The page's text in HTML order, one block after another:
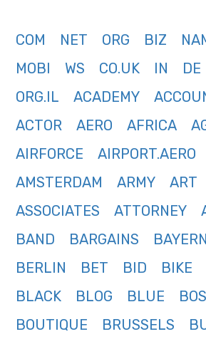
COM NET ORG BIZ
MOBI
WS CO.UK IN DE
ORG.IL
ACADEMY
ACTOR
AERO AFRICA
AIRFORCE
AIRPORT.AERO
AMSTERDAM
ARMY ART
ASSOCIATES
ATTORNEY
BAND
BARGAINS BAYERN
BERLIN
BET BID BIKE
BLACK
BLOG BLUE
BOUTIQUE
BRUSSELS